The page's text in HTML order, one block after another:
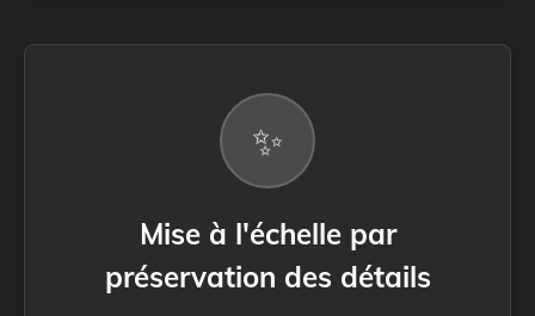
✨
Mise à l'échelle par
préservation des détails